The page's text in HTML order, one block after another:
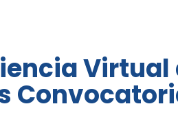
Virtual